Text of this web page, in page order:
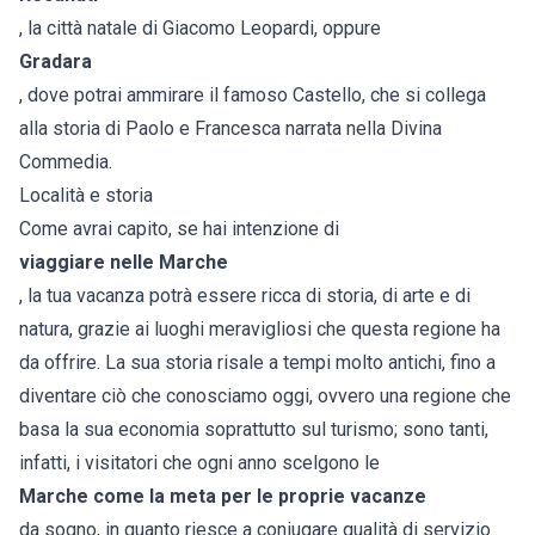
, la città natale di Giacomo Leopardi, oppure
Gradara
, dove potrai ammirare il famoso Castello, che si collega
alla storia di Paolo e Francesca narrata nella Divina
Commedia.
Località e storia
Come avrai capito, se hai intenzione di
viaggiare nelle Marche
, la tua vacanza potrà essere ricca di storia, di arte e di
natura, grazie ai luoghi meravigliosi che questa regione ha
da offrire. La sua storia risale a tempi molto antichi, fino a
diventare ciò che conosciamo oggi, ovvero una regione che
basa la sua economia soprattutto sul turismo; sono tanti,
infatti, i visitatori che ogni anno scelgono le
Marche come la meta per le proprie vacanze
da sogno, in quanto riesce a coniugare qualità di servizio